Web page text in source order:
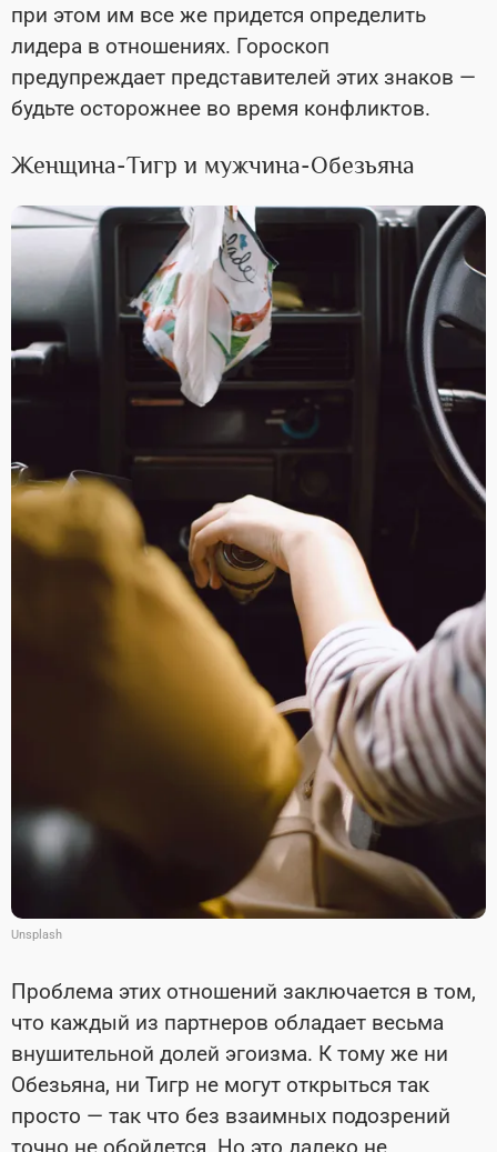
при этом им все же придется определить
лидера в отношениях. Гороскоп
предупреждает представителей этих знаков —
будьте осторожнее во время конфликтов.
Женщина-Тигр и мужчина-Обезьяна
Unsplash
Проблема этих отношений заключается в том,
что каждый из партнеров обладает весьма
внушительной долей эгоизма. К тому же ни
Обезьяна, ни Тигр не могут открыться так
просто — так что без взаимных подозрений